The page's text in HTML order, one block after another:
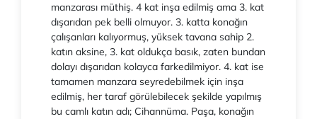
manzarası müthiş. 4 kat inşa edilmiş ama 3. kat
dışarıdan pek belli olmuyor. 3. katta konağın
çalışanları kalıyormuş, yüksek tavana sahip 2.
katın aksine, 3. kat oldukça basık, zaten bundan
dolayı dışarıdan kolayca farkedilmiyor. 4. kat ise
tamamen manzara seyredebilmek için inşa
edilmiş, her taraf görülebilecek şekilde yapılmış
bu camlı katın adı; Cihannüma. Paşa, konağın